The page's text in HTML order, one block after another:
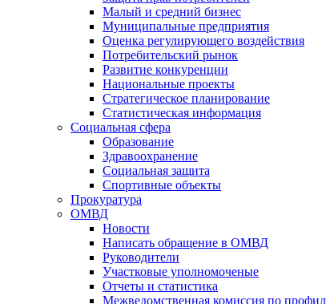
Малый и средний бизнес
Муниципальные предприятия
Оценка регулирующего воздействия
Потребительский рынок
Развитие конкуренции
Национальные проекты
Стратегическое планирование
Статистическая информация
Социальная сфера
Образование
Здравоохранение
Социальная защита
Спортивные объекты
Прокуратура
ОМВД
Новости
Написать обращение в ОМВД
Руководители
Участковые уполномоченые
Отчеты и статистика
Межведомственная комиссия по